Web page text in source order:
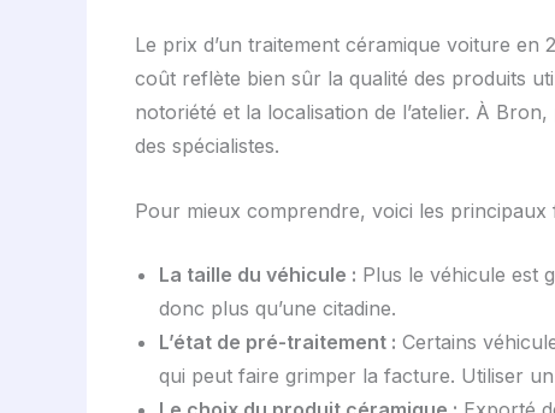
Le prix d’un traitement céramique voiture en
coût reflète bien sûr la qualité des produits
notoriété et la localisation de l’atelier. À
des spécialistes.
Pour mieux comprendre, voici les
La taille du véhicule : Plus le véhicule est
donc plus qu’une citadine.
L’état de pré-traitement : Certains
qui peut faire grimper la facture. Utiliser